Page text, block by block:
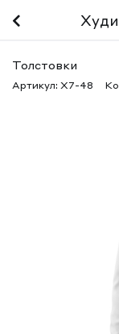
Толстовки
Артикул: X7-48